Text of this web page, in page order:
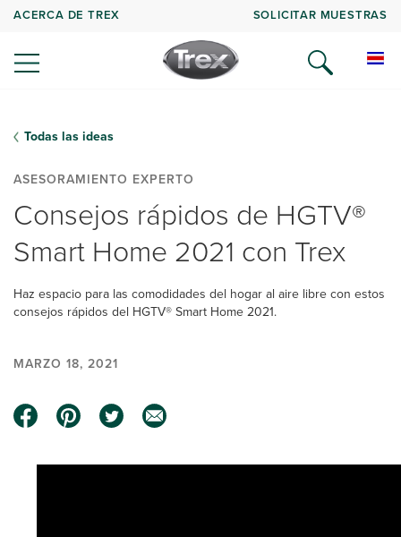
ACERCA DE TREX SOLICITAR MUESTRAS
Todas las ideas
ASESORAMIENTO EXPERTO
Consejos rápidos de HGTV®
Smart Home 2021 con Trex
Haz espacio para las comodidades del hogar al aire libre con estos
consejos rápidos del HGTV® Smart Home 2021.
MARZO 18, 2021